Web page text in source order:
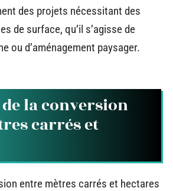
des projets nécessitant des
de surface, qu’il s’agisse de
ou d’aménagement paysager.
de la conversion
carrés et
entre mètres carrés et hectares